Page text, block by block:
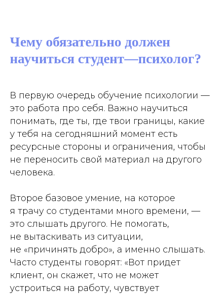
Чему обязательно должен
научиться студент—психолог?
В первую очередь обучение психологии —
это работа про себя. Важно научиться
понимать, где ты, где твои границы, какие
у тебя на сегодняшний момент есть
ресурсные стороны и ограничения, чтобы
не переносить свой материал на другого
человека.
Второе базовое умение, на которое
я трачу со студентами много времени, —
это слышать другого. Не помогать,
не вытаскивать из ситуации,
не «причинять добро», а именно слышать.
Часто студенты говорят: «Вот придет
клиент, он скажет, что не может
устроиться на работу, чувствует